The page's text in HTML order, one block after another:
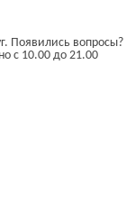
Появились вопросы?
с 10.00 до 21.00